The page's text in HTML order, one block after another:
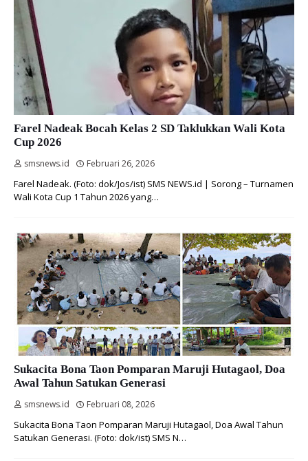
Farel Nadeak Bocah Kelas 2 SD Taklukkan Wali Kota
Cup 2026
smsnews.id Februari 26, 2026
Farel Nadeak. (Foto: dok/Jos/ist) SMS NEWS.id | Sorong – Turnamen
Wali Kota Cup 1 Tahun 2026 yang…
Sukacita Bona Taon Pomparan Maruji Hutagaol, Doa
Awal Tahun Satukan Generasi
smsnews.id Februari 08, 2026
Sukacita Bona Taon Pomparan Maruji Hutagaol, Doa Awal Tahun
Satukan Generasi. (Foto: dok/ist) SMS N…